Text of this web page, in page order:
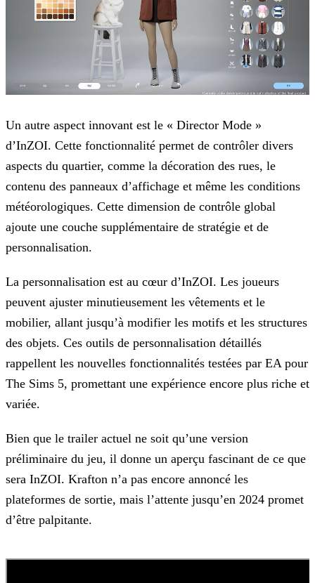
Un autre aspect innovant est le « Director Mode »
d’InZOI. Cette fonctionnalité permet de contrôler divers
aspects du quartier, comme la décoration des rues, le
contenu des panneaux d’affichage et même les conditions
météorologiques. Cette dimension de contrôle global
ajoute une couche supplémentaire de stratégie et de
personnalisation.
La personnalisation est au cœur d’InZOI. Les joueurs
peuvent ajuster minutieusement les vêtements et le
mobilier, allant jusqu’à modifier les motifs et les structures
des objets. Ces outils de personnalisation détaillés
rappellent les nouvelles fonctionnalités testées par EA pour
The Sims 5, promettant une expérience encore plus riche et
variée.
Bien que le trailer actuel ne soit qu’une version
préliminaire du jeu, il donne un aperçu fascinant de ce que
sera InZOI. Krafton n’a pas encore annoncé les
plateformes de sortie, mais l’attente jusqu’en 2024 promet
d’être palpitante.